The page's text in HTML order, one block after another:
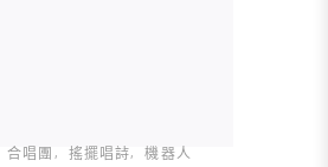
合唱團 搖擺唱詩
機器人